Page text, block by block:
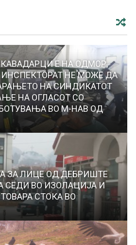
Е НА ОДМОР,
НЕ МОЖЕ ДА
НА СИНДИКАТОТ
НА ОГЛАСОТ СО
ВО М-НАВ ОД
ЗА ЛИЦЕ ОД ДЕБРИШТЕ
СЕДИ ВО ИЗОЛАЦИЈА И
СТОКА ВО